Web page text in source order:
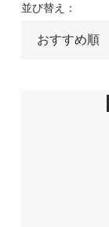
並び替え：